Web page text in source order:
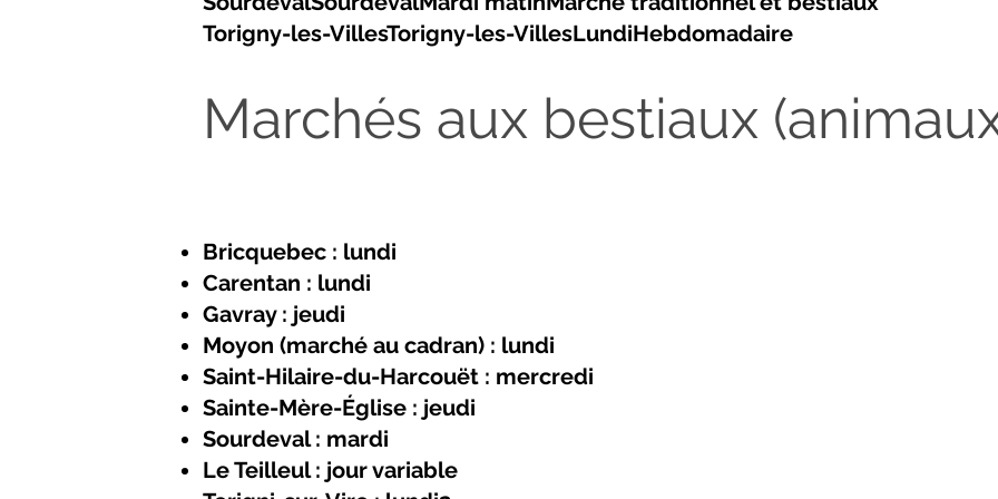
Torigny-les-VillesTorigny-les-VillesLundiHebdomadaire
Marchés aux bestiaux
Bricquebec : lundi
Carentan : lundi
Gavray : jeudi
Moyon (marché au cadran) : lundi
Saint-Hilaire-du-Harcouët : mercredi
Sainte-Mère-Église : jeudi
Sourdeval : mardi
Le Teilleul : jour variable